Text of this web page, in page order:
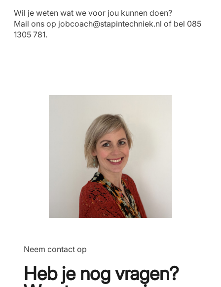
Wil je weten wat we voor jou kunnen doen?
Mail ons op jobcoach@stapintechniek.nl of bel 085
1305 781.
Neem contact op
Heb je nog vragen?